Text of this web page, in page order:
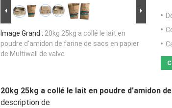
Image Grand : 20kg 25kg a collé le lait en
poudre d'amidon de farine de sacs en papier
de Multiwall de valve
20kg 25kg a collé le lait en poudre d'amidon
description de